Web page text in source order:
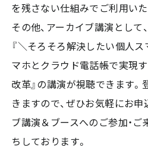
を残さない仕組みでご利用いた
その他、アーカイブ講演として
『＼そろそろ解決したい個人ス
マホとクラウド電話帳で実現
改革』の講演が視聴できます
きますので、ぜひお気軽にお
ブ講演＆ブースへのご参加・ご
ちしております。